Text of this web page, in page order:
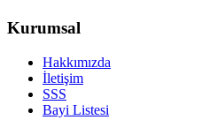
Kurumsal
Hakkımızda
İletişim
SSS
Bayi Listesi